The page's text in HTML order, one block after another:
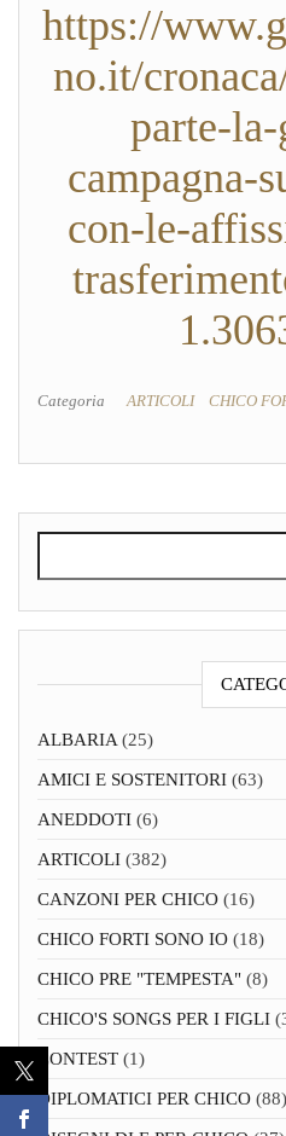
https://
no.it/
parte-
campagna-
con-le-
Categoria ARTICOLI CHICO
ALBARIA (25)
AMICI E SOSTENITORI (63)
ANEDDOTI (6)
ARTICOLI (382)
CANZONI PER CHICO (16)
CHICO FORTI SONO IO (18)
CHICO PRE "TEMPESTA" (8)
CHICO'S SONGS PER I FIGLI
CONTEST (1)
DIPLOMATICI PER CHICO (88)